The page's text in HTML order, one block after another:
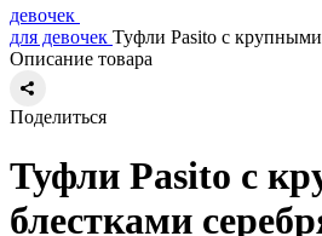
девочек
для девочек Туфли Pasito с
Описание товара
Поделиться
Туфли Pasito с
блестками